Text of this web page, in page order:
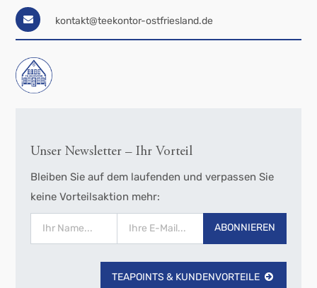
kontakt@teekontor-ostfriesland.de
Unser Newsletter – Ihr Vorteil
Bleiben Sie auf dem laufenden und verpassen Sie
keine Vorteilsaktion mehr:
ABONNIEREN
TEAPOINTS & KUNDENVORTEILE